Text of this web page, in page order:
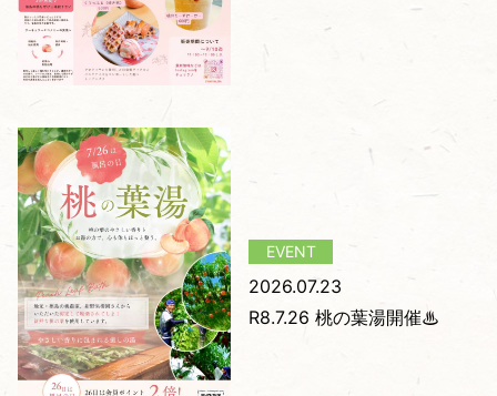
2026.07.23
R8.7.26 桃の葉湯開催♨